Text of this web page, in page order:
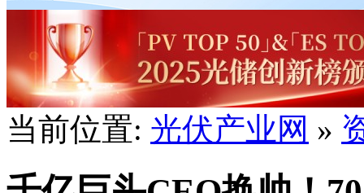
当前位置: 光伏产业网 »